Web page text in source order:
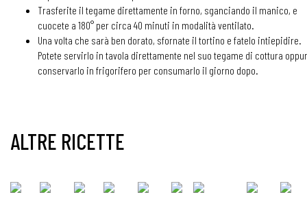
Trasferite il tegame direttamente in forno, sganciando il manico, e
cuocete a 180° per circa 40 minuti in modalità ventilato.
Una volta che sarà ben dorato, sfornate il tortino e fatelo intiepidire.
Potete servirlo in tavola direttamente nel suo tegame di cottura
conservarlo in frigorifero per consumarlo il giorno dopo.
ALTRE RICETTE